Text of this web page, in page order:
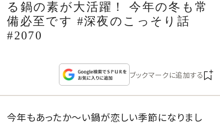
CULTURE
COLLECTION
る鍋の素が大活躍！ 今年の冬も常
備必至です #深夜のこっそり話
#2070
ブックマークに追加する
今年もあったか〜い鍋が恋しい季節になりまし